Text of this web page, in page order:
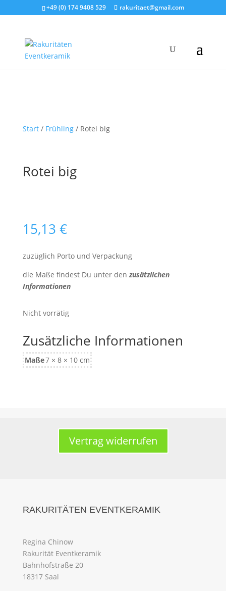
+49 (0) 174 9408 529 rakuritaet@gmail.com
Start/ Frühling/ Rotei big
Rotei big
15,13 €
zuzüglich Porto und Verpackung
die Maße findest Du unter denzusätzlichen
Informationen
Nicht vorrätig
Zusätzliche Informationen
Maße7 × 8 × 10 cm
Vertrag widerrufen
RAKURITÄTEN EVENTKERAMIK
Regina Chinow
Rakurität Eventkeramik
Bahnhofstraße 20
18317 Saal